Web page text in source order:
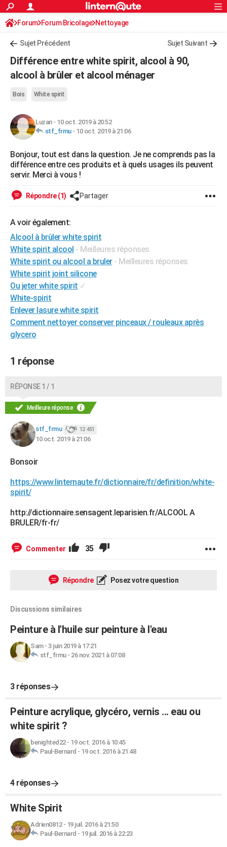
ACTUALITÉS
Politique
Société
Faits Divers
Education
Monde
Villes
+
Programme TV
Streaming
Cinéma
Sorties cinéma
Musique
FINANCE
Retraite
Impôts
Epargne
Immobilier
Risques naturels par ville
Banque
Assurance
Crédit
AUTO
Essais
Réserver un essai
Citadines
Berlines
SUV
Forum auto
HIGH-TECH
Mobiles
Meilleur smartphone
Internet
Ordinateurs
Jeux vidéo
Guide high-tech
+BRICOLAGE
Forum
Aménagement intérieur
Extérieur
Cuisine
Salle de bains
Jardinage
Rangement
WEEK-END
Guides de France
Escapades
Patrimoine
Expositions
Musées
Week-end nature
+LIFESTYLE
Art de vivre
Bien-être
Loisirs
Mode
Modes de vie
SANTE
VOYAGE
Destinations
City break
Voyage nature
Voyage de noces
Forum
Climat
+PHOTO
GUIDES D'ACHAT
BONS PLANS
CARTE DE VOEUX
Carte de Noël
Carte Bonne année
Carte Saint-Valentin
Carte Pâques
Carte d'anniversaire
DICTIONNAIRE
Dictionnaire
Biographies
Citations
Expressions
Proverbes
COPAINS D'AVANT
S'inscrire
Se connecter
Lycées
Collèges
Primaires
Universités
Entreprises
Service militaire
Avis de recherche
AVIS DE DÉCÈS
FORUM
Bricolage
Lifestyle
Culture
Sport
Auto
Television
Voyage
Cinema
S'inscrire
Connexion
Forum Forum Bricolage Nettoyage
Sujet Précédent Sujet Suivant
Différence entre white spirit, alcool à 90,
alcool à brûler et alcool ménager
Bois White spirit
Luzan- 10 oct. 2019 à 20:52
stf_frmu- 10 oct. 2019 à 21:06
Bonjour, tout est dans la question. Je ne comprends pas la
différence entre ces produits et à quels usages ils peuvent
servir. Merci à vous !
Répondre (1) Partager
A voir également:
Alcool à brûler white spirit
White spirit alcool - Meilleures réponses
White spirit ou alcool a bruler - Meilleures réponses
White spirit joint silicone
Ou jeter white spirit ✓
White-spirit
Enlever lasure white spirit
Comment nettoyer conserver pinceaux / rouleaux après
glycero
1 réponse
RÉPONSE 1 / 1
Meilleure réponse
stf_frmu 12 451
10 oct. 2019 à 21:06
Bonsoir
https://www.linternaute.fr/dictionnaire/fr/definition/white-
spirit/
http://dictionnaire.sensagent.leparisien.fr/ALCOOL A
BRULER/fr-fr/
Commenter 35
Répondre Posez votre question
Discussions similaires
Peinture à l'huile sur peinture à l'eau
Sam- 3 juin 2019 à 17:21
stf_frmu- 26 nov. 2021 à 07:08
3 réponses
Peinture acrylique, glycéro, vernis ... eau ou
white spirit ?
benighted22- 19 oct. 2016 à 10:45
Paul-Bernard - 19 oct. 2016 à 21:48
4 réponses
White Spirit
Adrien0812- 19 juil. 2016 à 21:50
Paul-Bernard - 19 juil. 2016 à 22:23